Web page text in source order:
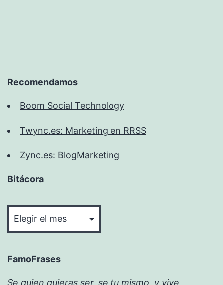
Recomendamos
Boom Social Technology
Twync.es: Marketing en RRSS
Zync.es: BlogMarketing
Bitácora
FamoFrases
Se quien quieras ser, se tu mismo, y vive